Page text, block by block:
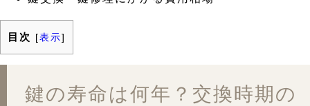
目次 [表示]
鍵の寿命は何年？交換時期の